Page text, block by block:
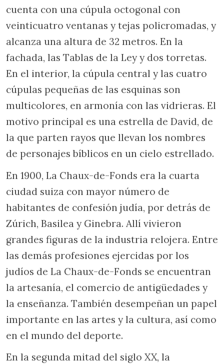
cuenta con una cúpula octogonal con
veinticuatro ventanas y tejas policromadas, y
alcanza una altura de 32 metros. En la
fachada, las Tablas de la Ley y dos torretas.
En el interior, la cúpula central y las cuatro
cúpulas pequeñas de las esquinas son
multicolores, en armonía con las vidrieras. El
motivo principal es una estrella de David, de
la que parten rayos que llevan los nombres
de personajes bíblicos en un cielo estrellado.
En 1900, La Chaux-de-Fonds era la cuarta
ciudad suiza con mayor número de
habitantes de confesión judía, por detrás de
Zúrich, Basilea y Ginebra. Allí vivieron
grandes figuras de la industria relojera. Entre
las demás profesiones ejercidas por los
judíos de La Chaux-de-Fonds se encuentran
la artesanía, el comercio de antigüedades y
la enseñanza. También desempeñan un papel
importante en las artes y la cultura, así como
en el mundo del deporte.
En la segunda mitad del siglo XX, la